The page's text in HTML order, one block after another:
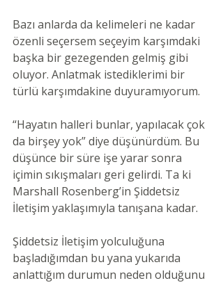
Bazı anlarda da kelimeleri ne kadar
özenli seçersem seçeyim karşımdaki
başka bir gezegenden gelmiş gibi
oluyor. Anlatmak istediklerimi bir
türlü karşımdakine duyuramıyorum.
“Hayatın halleri bunlar, yapılacak çok
da birşey yok” diye düşünürdüm. Bu
düşünce bir süre işe yarar sonra
içimin sıkışmaları geri gelirdi. Ta ki
Marshall Rosenberg’in Şiddetsiz
İletişim yaklaşımıyla tanışana kadar.
Şiddetsiz İletişim yolculuğuna
başladığımdan bu yana yukarıda
anlattığım durumun neden olduğunu